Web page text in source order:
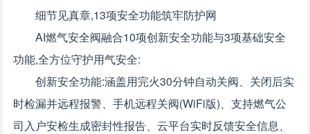
细节见真章,13项安全功能筑牢防护网
AI燃气安全阀融合10项创新安全功能与3项基础安全
功能,全方位守护用气安全:
创新安全功能:涵盖用完火30分钟自动关阀、关闭后实
时检漏并远程报警、手机远程关阀(WiFi版)、支持燃气公
司入户安检生成密封性报告、云平台实时反馈安全信息、